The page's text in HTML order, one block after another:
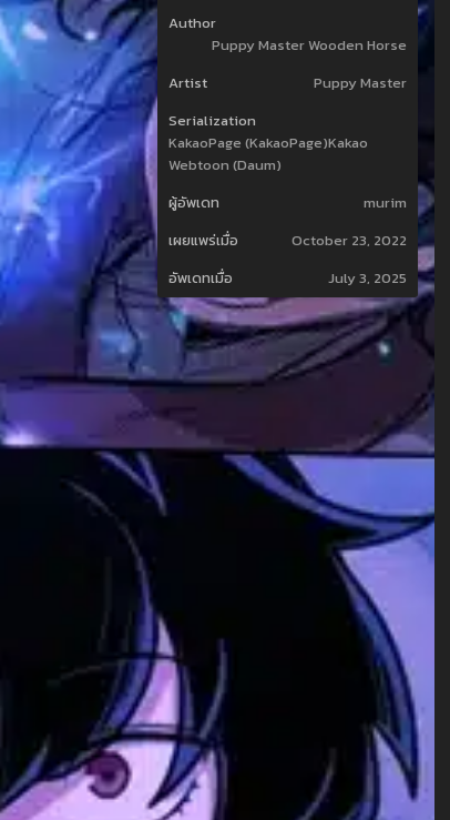
Author
Puppy Master Wooden Horse
Artist
Puppy Master
Serialization
KakaoPage (KakaoPage)Kakao
Webtoon (Daum)
ผู้อัพเดท
murim
เผยแพร่เมื่อ
October 23, 2022
อัพเดทเมื่อ
July 3, 2025